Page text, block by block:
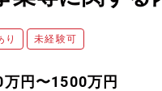
り 未経験可
円〜1500万円